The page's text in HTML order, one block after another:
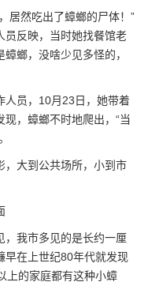
居然吃出了蟑螂的尸体！”
员反映，当时她找餐馆老
螂，没啥少见多怪的，
人员，10月23日，她带着
，蟑螂不时地爬出，“当
，大到公共场所，小到市
，我市多见的是长约一厘
早在上世纪80年代就发现
上的家庭都有这种小蟑